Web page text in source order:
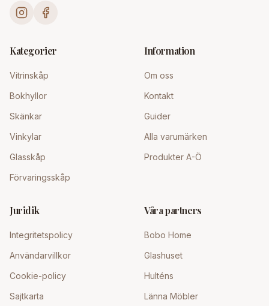
Kategorier
Vitrinskåp
Bokhyllor
Skänkar
Vinkylar
Glasskåp
Förvaringsskåp
Information
Om oss
Kontakt
Guider
Alla varumärken
Produkter A-Ö
Juridik
Integritetspolicy
Användarvillkor
Cookie-policy
Sajtkarta
Våra partners
Bobo Home
Glashuset
Hulténs
Länna Möbler